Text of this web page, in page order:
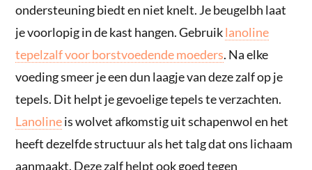
ondersteuning biedt en niet knelt. Je beugelbh laat
je voorlopig in de kast hangen. Gebruiklanoline
tepelzalf voor borstvoedende moeders. Na elke
voeding smeer je een dun laagje van deze zalf op je
tepels. Dit helpt je gevoelige tepels te verzachten.
Lanolineis wolvet afkomstig uit schapenwol en het
heeft dezelfde structuur als het talg dat ons lichaam
aanmaakt. Deze zalf helpt ook goed tegen